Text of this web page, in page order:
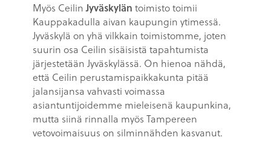
Myös CeilinJyväskylän toimisto toimii
Kauppakadulla aivan kaupungin ytimessä.
Jyväskylä on yhä vilkkain toimistomme, joten
suurin osa Ceilin sisäisistä tapahtumista
järjestetään Jyväskylässä. On hienoa nähdä,
että Ceilin perustamispaikkakunta pitää
jalansijansa vahvasti voimassa
asiantuntijoidemme mieleisenä kaupunkina,
mutta siinä rinnalla myös Tampereen
vetovoimaisuus on silminnähden kasvanut.